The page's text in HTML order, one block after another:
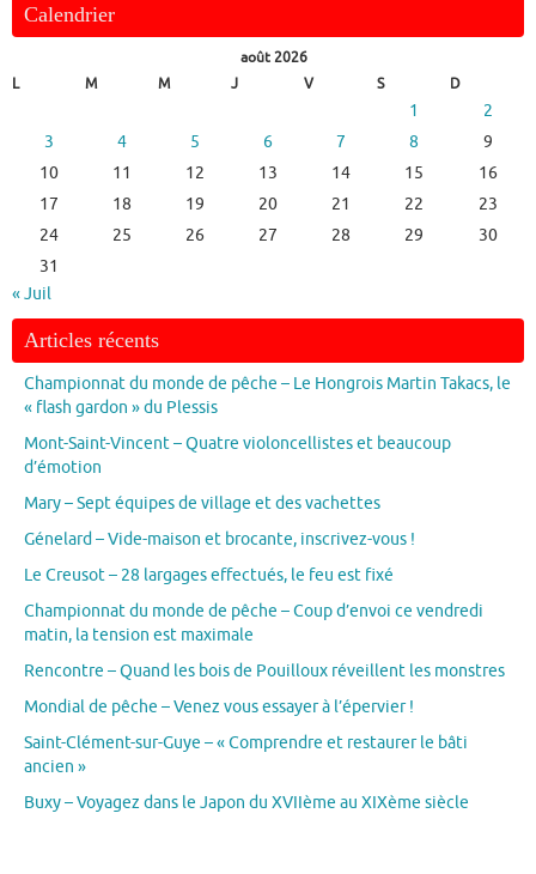
Calendrier
août 2026
L
M M J V S D
1
2
3
4 5 6 7 8
9
10
11 12 13 14 15
16
17
18 19 20 21 22
23
24
25 26 27 28 29
30
31
« Juil
Articles récents
Championnat du monde de pêche – Le Hongrois Martin Takacs, le
« flash gardon » du Plessis
Mont-Saint-Vincent – Quatre violoncellistes et beaucoup
d’émotion
Mary – Sept équipes de village et des vachettes
Génelard – Vide-maison et brocante, inscrivez-vous !
Le Creusot – 28 largages effectués, le feu est fixé
Championnat du monde de pêche – Coup d’envoi ce vendredi
matin, la tension est maximale
Rencontre – Quand les bois de Pouilloux réveillent les monstres
Mondial de pêche – Venez vous essayer à l’épervier !
Saint-Clément-sur-Guye – « Comprendre et restaurer le bâti
ancien »
Buxy – Voyagez dans le Japon du XVIIème au XIXème siècle